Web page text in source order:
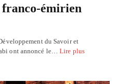
émirien
du Savoir et
ont annoncé le…Lire plus